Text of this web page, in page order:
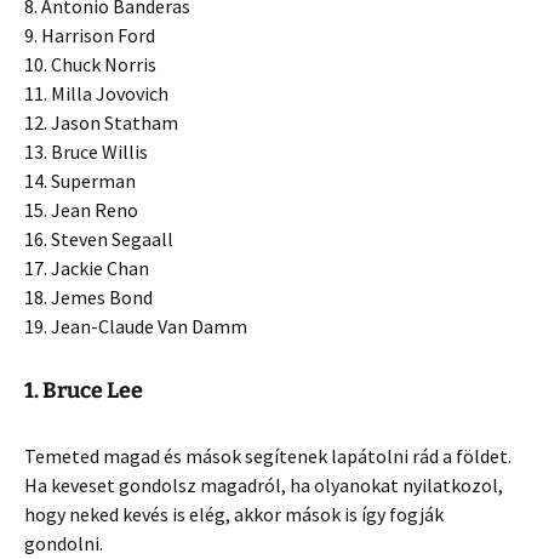
8. Antonio Banderas
9. Harrison Ford
10. Chuck Norris
11. Milla Jovovich
12. Jason Statham
13. Bruce Willis
14. Superman
15. Jean Reno
16. Steven Segaall
17. Jackie Chan
18. Jemes Bond
19. Jean-Claude Van Damm
1. Bruce Lee
Temeted magad és mások segítenek lapátolni rád a földet.
Ha keveset gondolsz magadról, ha olyanokat nyilatkozol,
hogy neked kevés is elég, akkor mások is így fogják
gondolni.